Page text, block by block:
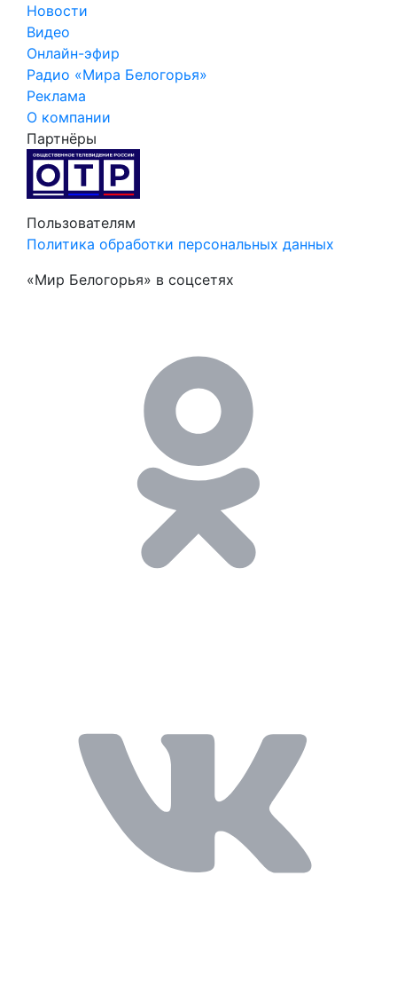
Новости
Видео
Онлайн-эфир
Радио «Мира Белогорья»
Реклама
О компании
Партнёры
Пользователям
Политика обработки персональных данных
«Мир Белогорья» в соцсетях